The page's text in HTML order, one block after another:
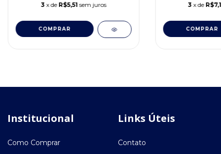
3 x de R$5,51 sem juros
COMPRAR
3 x de
COMPRAR
Institucional
Como Comprar
Links Úteis
Contato